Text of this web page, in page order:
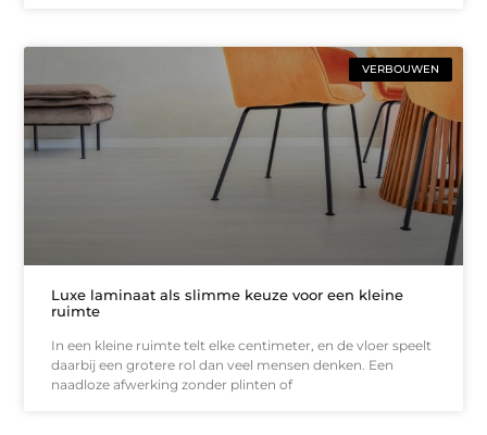
VERBOUWEN
Luxe laminaat als slimme keuze voor een kleine
ruimte
In een kleine ruimte telt elke centimeter, en de vloer speelt
daarbij een grotere rol dan veel mensen denken. Een
naadloze afwerking zonder plinten of